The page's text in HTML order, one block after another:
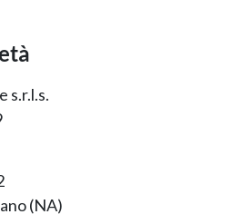
s.r.l.s.
(NA)